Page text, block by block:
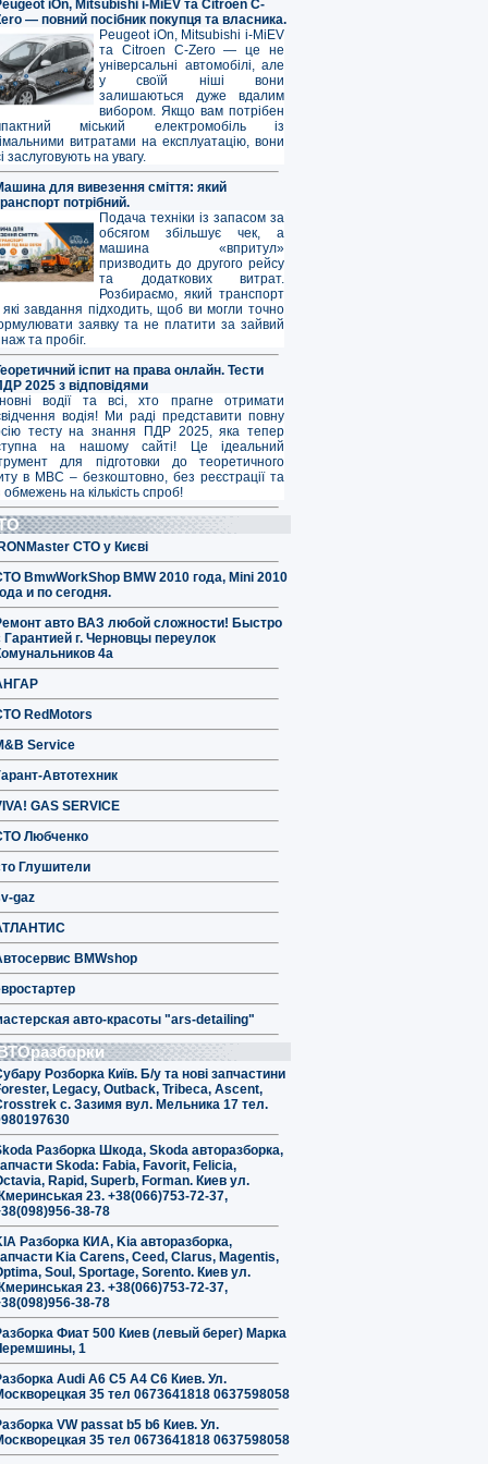
iOn, Mitsubishi i-MiEV та Citroen C-
— повний посібник покупця та власника.
Peugeot iOn, Mitsubishi i-MiEV
та Citroen C-Zero — це не
універсальні автомобілі, але
у своїй ніші вони
залишаються дуже вдалим
вибором. Якщо вам потрібен
міський електромобіль із
витратами на експлуатацію, вони
заслуговують на увагу.
для вивезення сміття: який
потрібний.
Подача техніки із запасом за
обсягом збільшує чек, а
машина «впритул»
призводить до другого рейсу
та додаткових витрат.
Розбираємо, який транспорт
які завдання підходить, щоб ви могли точно
заявку та не платити за зайвий
та пробіг.
іспит на права онлайн. Тести
2025 з відповідями
водії та всі, хто прагне отримати
водія! Ми раді представити повну
тесту на знання ПДР 2025, яка тепер
на нашому сайті! Це ідеальний
для підготовки до теоретичного
в МВС – безкоштовно, без реєстрації та
обмежень на кількість спроб!
IRONMaster СТО у Києві
BmwWorkShop BMW 2010 года, Mini 2010
и по сегодня.
авто ВАЗ любой сложности! Быстро
Гарантией г. Черновцы переулок
4а
RedMotors
Service
Автотехник
GAS SERVICE
Любченко
Глушители
gaz
BMWshop
авто-красоты "ars-detailing"
Розборка Київ. Б/у та нові запчастини
Legacy, Outback, Tribeca, Ascent,
с. Зазимя вул. Мельника 17 тел.
Разборка Шкода, Skoda авторазборка,
Skoda: Fabia, Favorit, Felicia,
Rapid, Superb, Forman. Киев ул.
23. +38(066)753-72-37,
38-78
Разборка КИА, Kia авторазборка,
Kia Carens, Ceed, Clarus, Magentis,
Soul, Sportage, Sorento. Киев ул.
23. +38(066)753-72-37,
38-78
Фиат 500 Киев (левый берег) Марка
1
Audi A6 C5 A4 C6 Киев. Ул.
35 тел 0673641818 0637598058
VW passat b5 b6 Киев. Ул.
35 тел 0673641818 0637598058